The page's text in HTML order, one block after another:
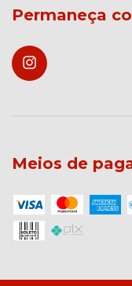
Permaneça
Meios de